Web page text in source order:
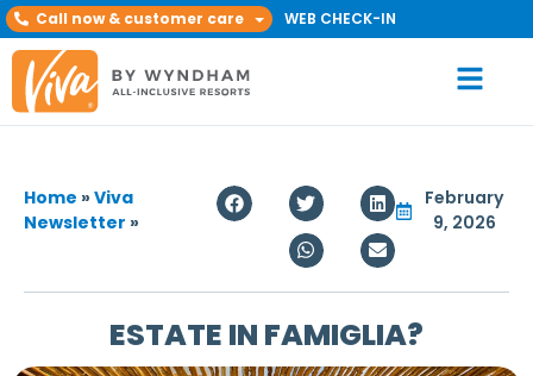
Call now & customer care WEB CHECK-IN
Home »Viva
Newsletter »
February
9, 2026
ESTATE IN FAMIGLIA?